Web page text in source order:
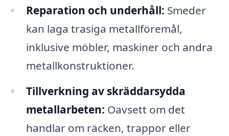
Reparation och underhåll: Smeder
kan laga trasiga metallföremål,
inklusive möbler, maskiner och andra
metallkonstruktioner.
Tillverkning av skräddarsydda
metallarbeten: Oavsett om det
handlar om räcken, trappor eller